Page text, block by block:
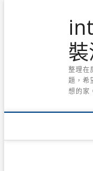
整理在
題，希
想的家